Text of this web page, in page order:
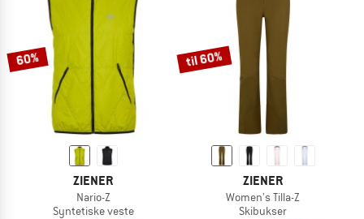
60%
ZIENER
Nario-Z
Syntetiske veste
til 60%
ZIENER
Women's Tilla-Z
Skibukser